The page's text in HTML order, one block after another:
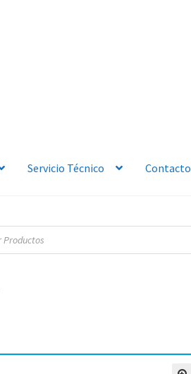
Servicio Técnico Contacto